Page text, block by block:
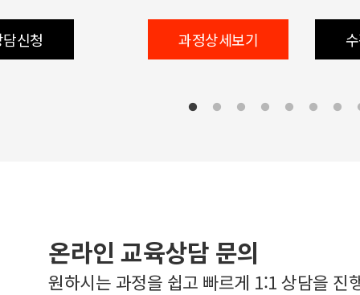
신청 과정상세보기
온라인 교육상담 문의
원하시는 과정을 쉽고 빠르게 1:1 상담을 진